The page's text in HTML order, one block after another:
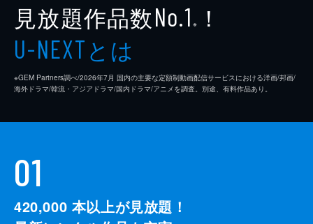
策していた。そこで夕紀のゲリラライブを目
にしたハヤテは、真国軍人として電波ジャッ
ク事件の犯人である有紀夕紀の逮捕に動く。
24分
見放題作品数No.1 ※ ！
U-NEXTとは
※GEM Partners調べ/2026年7⽉ 国内の主要な定額制動画配信サービスにおける洋画/邦画/
海外ドラマ/韓流・アジアドラマ/国内ドラマ/アニメを調査。別途、有料作品あり。
01
420,000 本以上が見放題！